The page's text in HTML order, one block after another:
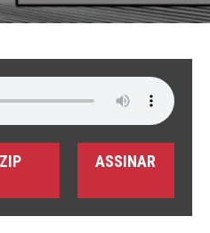
ZIP ASSINAR